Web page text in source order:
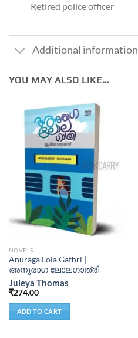
Retired police officer
Additional information
YOU MAY ALSO LIKE…
NOVELS
Anuraga Lola Gathri |
അനുരാഗ ലോലഗാത്രി
Juleya Thomas
₹274.00
ADD TO CART